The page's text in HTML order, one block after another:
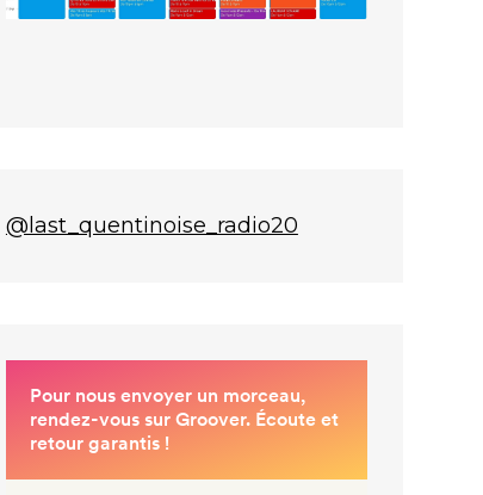
@last_quentinoise_radio20